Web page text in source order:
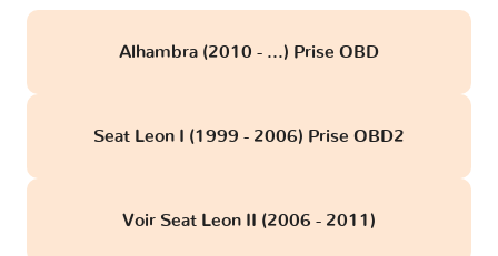
Alhambra (2010 - ...) Prise OBD
Seat Leon I (1999 - 2006) Prise OBD2
Voir Seat Leon II (2006 - 2011)